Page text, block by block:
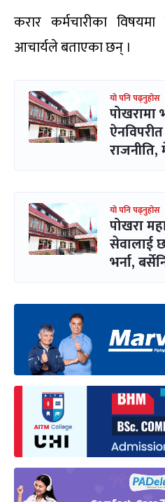
करार कर्मचारीका विषयमा
आचार्यले बताएका छन् ।
यो पनि पढ्नुहोस
पोखरामा
यो पनि पढ्नुहोस
पोखरा
सेवालाई
भर्ना,